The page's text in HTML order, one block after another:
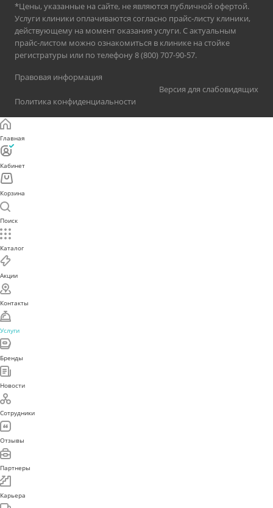
*Цены, указанные на сайте, не являются публичной офертой.
Услуги клиники оплачиваются согласно прайс-листу клиники,
действующему на момент оказания услуги. С актуальным
прайс-листом можно ознакомиться в клинике на стойке
регистратуры или по телефону 8 (800) 707-90-57.
Правовая информация
Политика конфиденциальности
Версия для слабовидящих
Главная
Кабинет
Корзина
Поиск
Каталог
Акции
Контакты
Услуги
Бренды
Новости
Сотрудники
Отзывы
Партнеры
Карьера